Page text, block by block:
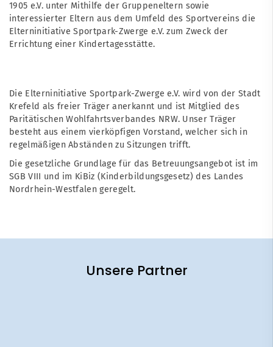
1905 e.V. unter Mithilfe der Gruppeneltern sowie
interessierter Eltern aus dem Umfeld des Sportvereins die
Elterninitiative Sportpark-Zwerge e.V. zum Zweck der
Errichtung einer Kindertagesstätte.
Die Elterninitiative Sportpark-Zwerge e.V. wird von der Stadt
Krefeld als freier Träger anerkannt und ist Mitglied des
Paritätischen Wohlfahrtsverbandes NRW. Unser Träger
besteht aus einem vierköpfigen Vorstand, welcher sich in
regelmäßigen Abständen zu Sitzungen trifft.
Die gesetzliche Grundlage für das Betreuungsangebot ist im
SGB VIII und im KiBiz (Kinderbildungsgesetz) des Landes
Nordrhein-Westfalen geregelt.
Unsere Partner